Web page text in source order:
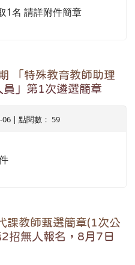
1名 請詳附件簡章
「特殊教育教師助理
員」第1次遴選簡章
06 | 點閱數： 59
課教師甄選簡章(1次公
招無人報名，8月7日